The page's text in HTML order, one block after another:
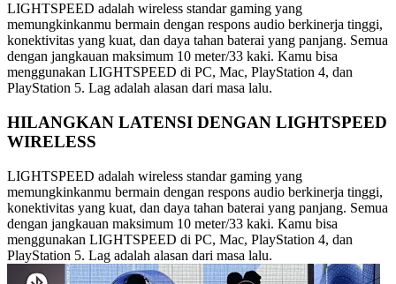
LIGHTSPEED adalah wireless standar gaming yang
memungkinkanmu bermain dengan respons audio berkinerja tinggi,
konektivitas yang kuat, dan daya tahan baterai yang panjang. Semua
dengan jangkauan maksimum 10 meter/33 kaki. Kamu bisa
menggunakan LIGHTSPEED di PC, Mac, PlayStation 4, dan
PlayStation 5. Lag adalah alasan dari masa lalu.
HILANGKAN LATENSI DENGAN LIGHTSPEED
WIRELESS
LIGHTSPEED adalah wireless standar gaming yang
memungkinkanmu bermain dengan respons audio berkinerja tinggi,
konektivitas yang kuat, dan daya tahan baterai yang panjang. Semua
dengan jangkauan maksimum 10 meter/33 kaki. Kamu bisa
menggunakan LIGHTSPEED di PC, Mac, PlayStation 4, dan
PlayStation 5. Lag adalah alasan dari masa lalu.